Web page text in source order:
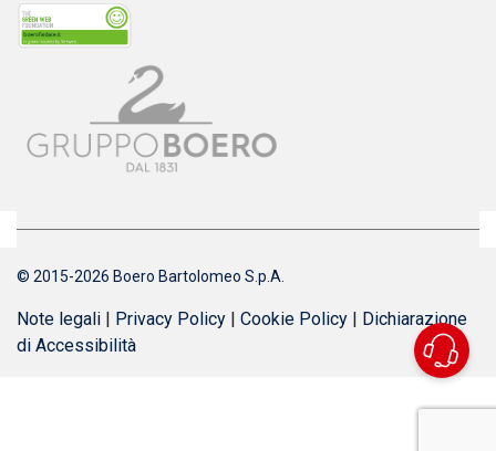
© 2015-2026 Boero Bartolomeo S.p.A.
Note legali | Privacy Policy | Cookie Policy | Dichiarazione
di Accessibilità